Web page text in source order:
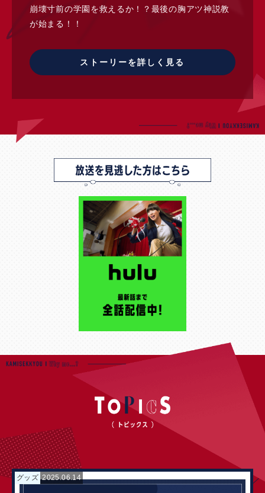
崩壊寸前の学園を救えるか！？最後の胸アツ神説教
が始まる！！
ストーリーを詳しく見る
グッズ 2025.06.14